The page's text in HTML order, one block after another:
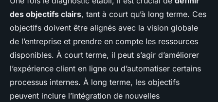
des objectifs clairs, tant à court qu’à long terme. Ces
objectifs doivent être alignés avec la vision globale
de l’entreprise et prendre en compte les ressources
disponibles. À court terme, il peut s’agir d’améliorer
l’expérience client en ligne ou d’automatiser certains
processus internes. À long terme, les objectifs
peuvent inclure l’intégration de nouvelles